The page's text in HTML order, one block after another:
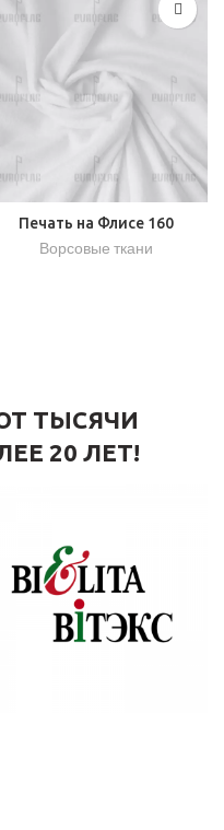
Печать на Флисе 160
Ворсовые ткани
ТЫСЯЧИ
20 ЛЕТ!